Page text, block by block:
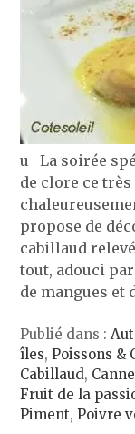
u La soirée
de clore ce
propose de
cabillaud
tout, adouci
de mangues et
Publié dans :
îles,Poissons &
Cabillaud,
Fruit de la
Piment,Poivre